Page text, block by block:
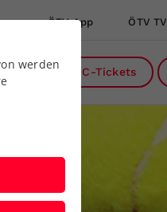
ÖTV App ÖTV TV
DC-Tickets
werden